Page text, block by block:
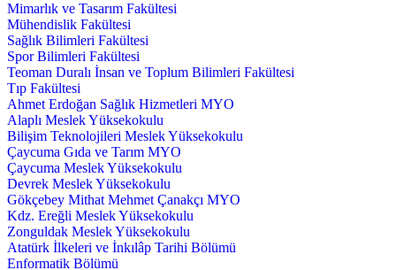
Mimarlık ve Tasarım Fakültesi
Mühendislik Fakültesi
Sağlık Bilimleri Fakültesi
Spor Bilimleri Fakültesi
Teoman Duralı İnsan ve Toplum Bilimleri Fakültesi
Tıp Fakültesi
Ahmet Erdoğan Sağlık Hizmetleri MYO
Alaplı Meslek Yüksekokulu
Bilişim Teknolojileri Meslek Yüksekokulu
Çaycuma Gıda ve Tarım MYO
Çaycuma Meslek Yüksekokulu
Devrek Meslek Yüksekokulu
Gökçebey Mithat Mehmet Çanakçı MYO
Kdz. Ereğli Meslek Yüksekokulu
Zonguldak Meslek Yüksekokulu
Atatürk İlkeleri ve İnkılâp Tarihi Bölümü
Enformatik Bölümü